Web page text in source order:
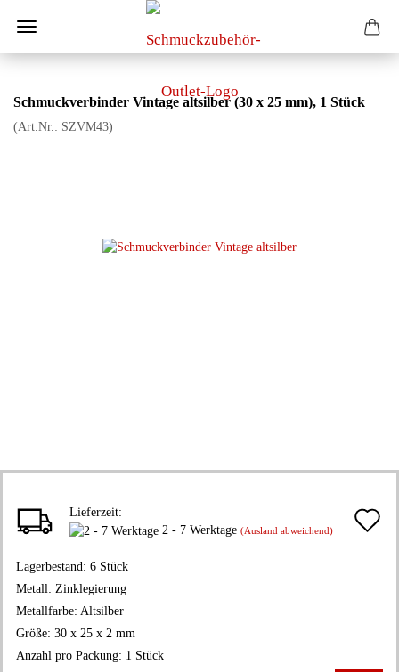
Schmuckverbinder Vintage altsilber (30 x 25 mm), 1 Stück
(Art.Nr.: SZVM43)
Lieferzeit:
2 - 7 Werktage (Ausland abweichend)
Lagerbestand: 6 Stück
Metall: Zinklegierung
Metallfarbe: Altsilber
Größe: 30 x 25 x 2 mm
Anzahl pro Packung: 1 Stück